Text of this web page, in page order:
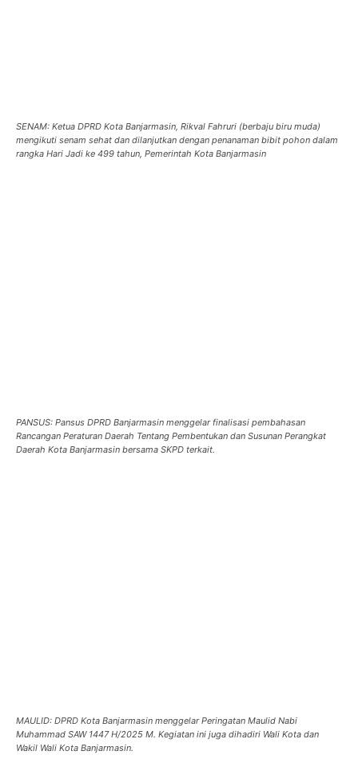
SENAM: Ketua DPRD Kota Banjarmasin, Rikval Fahruri (berbaju biru muda)
mengikuti senam sehat dan dilanjutkan dengan penanaman bibit pohon dalam
rangka Hari Jadi ke 499 tahun, Pemerintah Kota Banjarmasin
PANSUS: Pansus DPRD Banjarmasin menggelar finalisasi pembahasan
Rancangan Peraturan Daerah Tentang Pembentukan dan Susunan Perangkat
Daerah Kota Banjarmasin bersama SKPD terkait.
MAULID: DPRD Kota Banjarmasin menggelar Peringatan Maulid Nabi
Muhammad SAW 1447 H/2025 M. Kegiatan ini juga dihadiri Wali Kota dan
Wakil Wali Kota Banjarmasin.